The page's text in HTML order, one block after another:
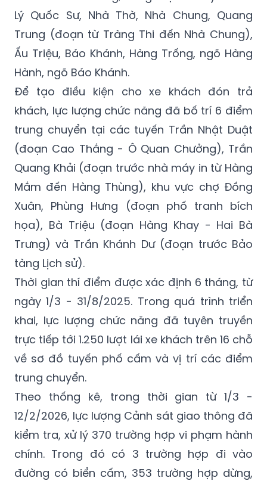
Hàng Đậu - Trần Nhật Duật - Nguyễn Hữu
Huân trở vào trong; cùng một số tuyến như
Lý Quốc Sư, Nhà Thờ, Nhà Chung, Quang
Trung (đoạn từ Tràng Thi đến Nhà Chung),
Ấu Triệu, Báo Khánh, Hàng Trống, ngõ Hàng
Hành, ngõ Báo Khánh.
Để tạo điều kiện cho xe khách đón trả
khách, lực lượng chức năng đã bố trí 6 điểm
trung chuyển tại các tuyến Trần Nhật Duật
(đoạn Cao Thắng - Ô Quan Chưởng), Trần
Quang Khải (đoạn trước nhà máy in từ Hàng
Mắm đến Hàng Thùng), khu vực chợ Đồng
Xuân, Phùng Hưng (đoạn phố tranh bích
họa), Bà Triệu (đoạn Hàng Khay - Hai Bà
Trưng) và Trần Khánh Dư (đoạn trước Bảo
tàng Lịch sử).
Thời gian thí điểm được xác định 6 tháng, từ
ngày 1/3 - 31/8/2025. Trong quá trình triển
khai, lực lượng chức năng đã tuyên truyền
trực tiếp tới 1.250 lượt lái xe khách trên 16 chỗ
về sơ đồ tuyến phố cấm và vị trí các điểm
trung chuyển.
Theo thống kê, trong thời gian từ 1/3 -
12/2/2026, lực lượng Cảnh sát giao thông đã
kiểm tra, xử lý 370 trường hợp vi phạm hành